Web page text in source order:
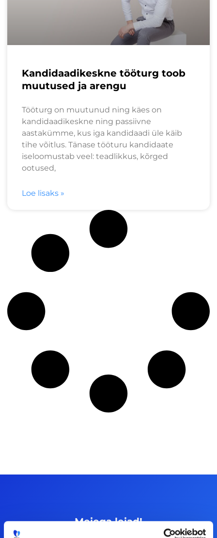
Kandidaadikeskne tööturg toob
muutused ja arengu
Tööturg on muutunud ning käes on
kandidaadikeskne ning passiivne
aastakümme, kus iga kandidaadi üle käib
tihe võitlus. Tänase tööturu kandidaate
iseloomustab veel: teadlikkus, kõrged
ootused,
Loe lisaks »
Meiega leiad!